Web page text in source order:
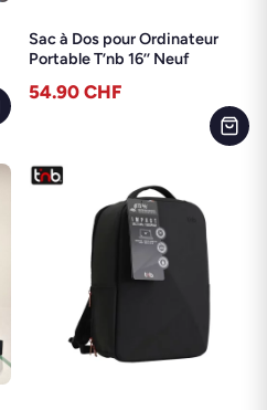
Sac à Dos pour Ordinateur
Portable T’nb 16’’ Neuf
54.90 CHF